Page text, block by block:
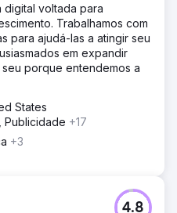
digital voltada para
Trabalhamos com
para ajudá-las a atingir seu
em expandir
porque entendemos a
States
Publicidade +17
+3
4.8